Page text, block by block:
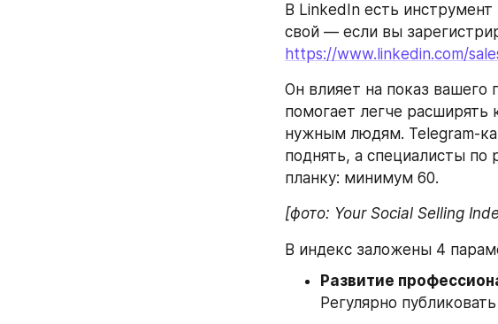
В LinkedIn есть инструмент
https://www.linkedin.com/
Он влияет на показ
помогает легче расширять
нужным людям. Telegram-
поднять, а специалисты по
планку: минимум 60.
[фото: Your Social Selling
В индекс заложены 4
Развитие
Регулярно